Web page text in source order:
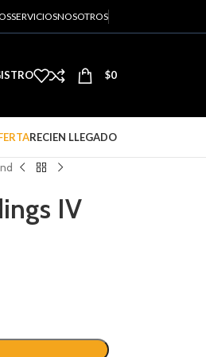
SERVICIOSNOSOTROS
$0
RECIEN LLEGADO
IV